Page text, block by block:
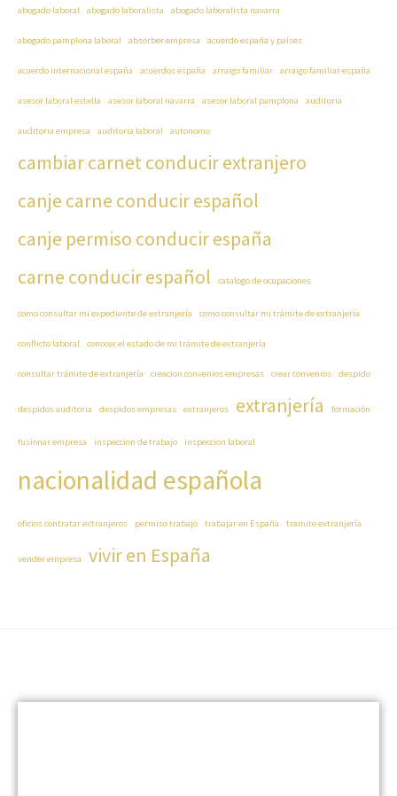
abogado laboral abogado laboralista abogado laboralista navarra
abogado pamplona laboral absorber empresa acuerdo españa y países
acuerdo internacional españa acuerdos españa arraigo familiar arraigo familiar españa
asesor laboral estella asesor laboral navarra asesor laboral pamplona auditoria
auditoria empresa auditoria laboral autonomo
cambiar carnet conducir extranjero
canje carne conducir español
canje permiso conducir españa
carne conducir español
catalogo de ocupaciones
como consultar mi expediente de extranjería como consultar mi trámite de extranjería
conflicto laboral conocer el estado de mi trámite de extranjería
consultar trámite de extranjería creacion convenios empresas crear convenios despido
despidos auditoria despidos empresas extranjeros extranjería formación
fusionar empresa inspeccion de trabajo inspeccion laboral
nacionalidad española
oficios contratar extranjeros permiso trabajo trabajar en España tramite extranjería
vender empresa vivir en España